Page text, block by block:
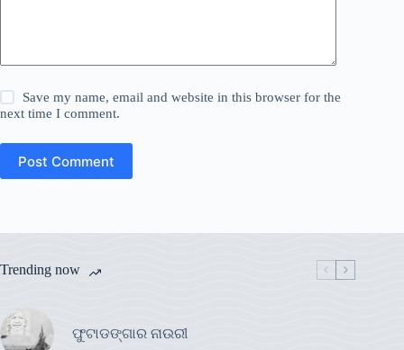
Save my name, email and website in this browser for the
next time I comment.
Post Comment
Trending now
ଫୁଟାଡଙ୍ଗାର ନାଉରୀ